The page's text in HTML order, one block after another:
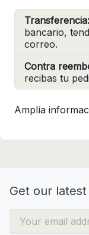
Transferencia:
bancario,
correo.
Contra
recibas tu
Amplía
Get our